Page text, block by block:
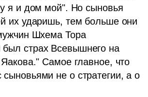
я и дом мой". Но сыновья
их ударишь, тем больше они
Шхема Тора
страх Всевышнего на
Самое главное, что
не о стратегии, а о